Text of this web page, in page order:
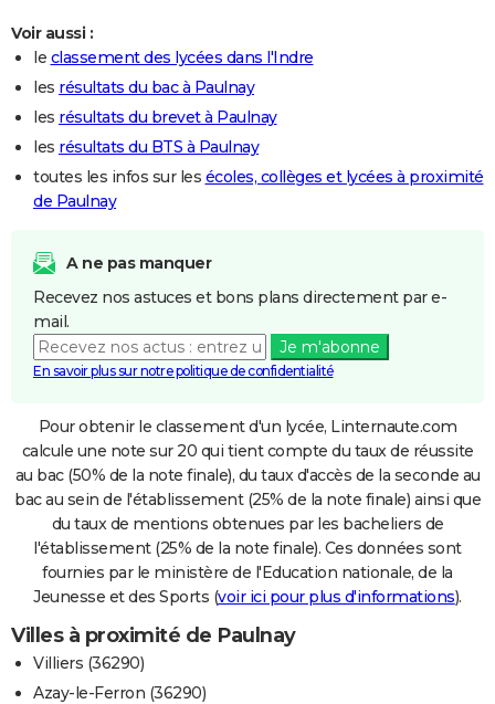
Voir aussi :
le classement des lycées dans l'Indre
les résultats du bac à Paulnay
les résultats du brevet à Paulnay
les résultats du BTS à Paulnay
toutes les infos sur les écoles, collèges et lycées à proximité
de Paulnay
A ne pas manquer
Recevez nos astuces et bons plans directement par e-
mail.
Je m'abonne
En savoir plus sur notre politique de confidentialité
Pour obtenir le classement d'un lycée, Linternaute.com
calcule une note sur 20 qui tient compte du taux de réussite
au bac (50% de la note finale), du taux d'accès de la seconde au
bac au sein de l'établissement (25% de la note finale) ainsi que
du taux de mentions obtenues par les bacheliers de
l'établissement (25% de la note finale). Ces données sont
fournies par le ministère de l'Education nationale, de la
Jeunesse et des Sports (voir ici pour plus d'informations).
Villes à proximité de Paulnay
Villiers (36290)
Azay-le-Ferron (36290)